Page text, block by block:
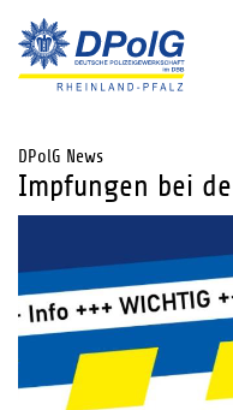
DPolG News
Impfungen bei